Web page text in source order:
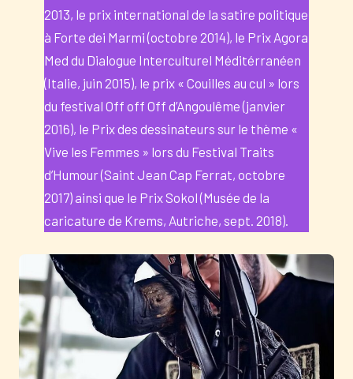
2013, le prix international de la satire politique
à Forte dei Marmi (octobre 2014), le Prix Agora
Med du Dialogue Interculturel Méditérranéen
(Italie, juin 2015), le prix « Couilles au cul » lors
du festival Off off Off d’Angoulême (janvier
2016), le Prix des dessinateurs sur le thème «
Vive les Femmes » lors du Festival Traits
d’Humour (Saint Jean Cap Ferrat, octobre
2017) ainsi que le Prix Sokol (Musée de la
caricature de Krems, Autriche, sept. 2018).